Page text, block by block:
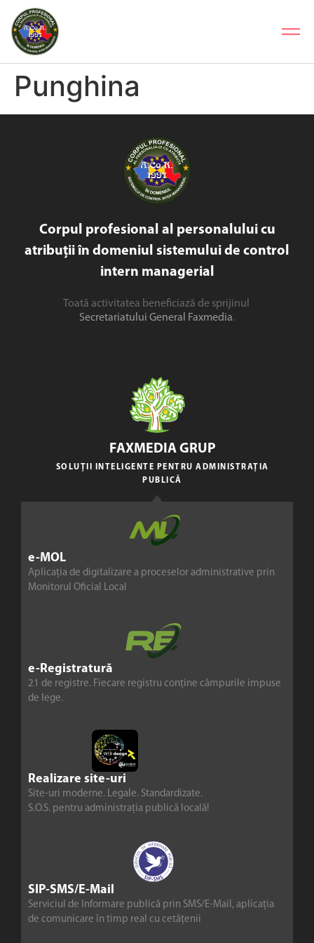
Punghina
Corpul profesional al personalului cu
atribuții în domeniul sistemului de control
intern managerial
Toată activitatea beneficiază de sprijinul
Secretariatului General Faxmedia.
e-MOL
Aplicația de digitalizare a proceselor administrative prin
Monitorul Oficial Local
e-Registratură
21 de registre. Fiecare registru conține câmpurile impuse
de lege.
Realizare site-uri
Site-uri moderne. Legale. Standardizate.
S.O.S. pentru administrația publică locală!
SIP-SMS/E-Mail
Serviciul de Informare publică prin SMS/E-Mail, aplicația
de comunicare în timp real cu cetățenii
FAXMEDIA GRUP
SOLUȚII INTELIGENTE PENTRU ADMINISTRAȚIA
PUBLICĂ